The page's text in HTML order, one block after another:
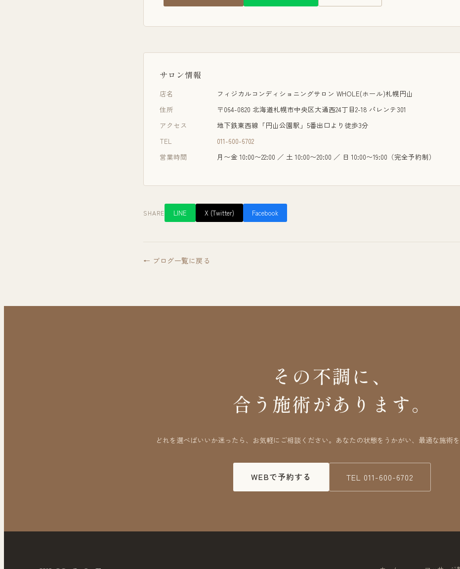
サロン情報
店名
フィジカルコンディショニングサロン WHOLE(ホール)札幌円山
住所
〒064-0820 北海道札幌市中央区大通西24丁目2-18 パレンテ301
アクセス
地下鉄東西線「円山公園駅」5番出口より徒歩3分
TEL
011-600-6702
営業時間
月〜金 10:00〜22:00 ／ 土 10:00〜20:00 ／ 日 10:00〜19:00 （完全予約制）
SHARE LINE X (Twitter) Facebook
← ブログ一覧に戻る
その不調に、
合う施術があります。
どれを選べばいいか迷ったら、お気軽にご相談ください。あなたの状態をうかがい、最適な施術を
WEBで予約する TEL 011-600-6702